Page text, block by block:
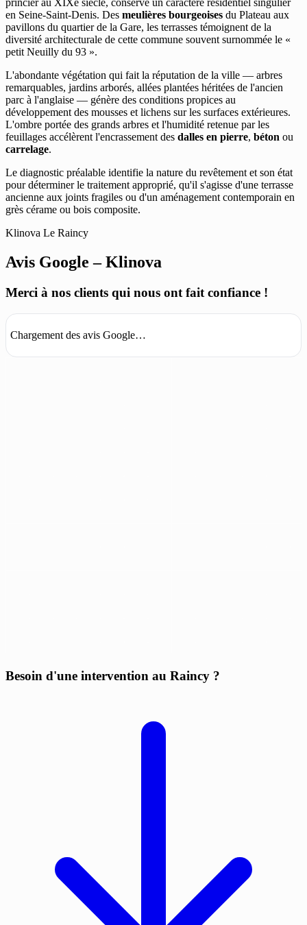
princier au XIXe siècle, conserve un caractère résidentiel singulier
en Seine-Saint-Denis. Des meulières bourgeoises du Plateau aux
pavillons du quartier de la Gare, les terrasses témoignent de la
diversité architecturale de cette commune souvent surnommée le «
petit Neuilly du 93 ».
L'abondante végétation qui fait la réputation de la ville — arbres
remarquables, jardins arborés, allées plantées héritées de l'ancien
parc à l'anglaise — génère des conditions propices au
développement des mousses et lichens sur les surfaces extérieures.
L'ombre portée des grands arbres et l'humidité retenue par les
feuillages accélèrent l'encrassement des dalles en pierre, béton ou
carrelage.
Le diagnostic préalable identifie la nature du revêtement et son état
pour déterminer le traitement approprié, qu'il s'agisse d'une terrasse
ancienne aux joints fragiles ou d'un aménagement contemporain en
grès cérame ou bois composite.
Klinova Le Raincy
Avis Google – Klinova
Merci à nos clients qui nous ont fait confiance !
Chargement des avis Google…
Besoin d'une intervention au Raincy ?